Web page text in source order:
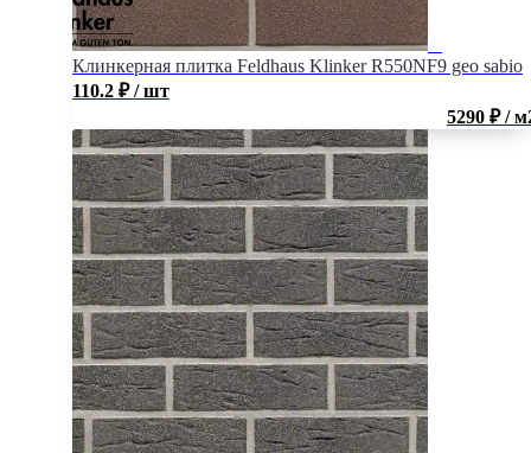
Клинкерная плитка Feldhaus Klinker R550NF9 geo sabio
110.2 ₽ / шт
5290 ₽ /